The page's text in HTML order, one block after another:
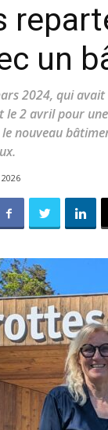
un
2024, qui
2 avril pour
nouveau